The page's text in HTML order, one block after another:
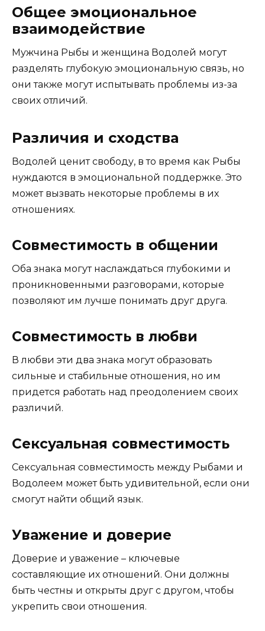
Общее эмоциональное
взаимодействие
Мужчина Рыбы и женщина Водолей могут
разделять глубокую эмоциональную связь, но
они также могут испытывать проблемы из-за
своих отличий.
Различия и сходства
Водолей ценит свободу, в то время как Рыбы
нуждаются в эмоциональной поддержке. Это
может вызвать некоторые проблемы в их
отношениях.
Совместимость в общении
Оба знака могут наслаждаться глубокими и
проникновенными разговорами, которые
позволяют им лучше понимать друг друга.
Совместимость в любви
В любви эти два знака могут образовать
сильные и стабильные отношения, но им
придется работать над преодолением своих
различий.
Сексуальная совместимость
Сексуальная совместимость между Рыбами и
Водолеем может быть удивительной, если они
смогут найти общий язык.
Уважение и доверие
Доверие и уважение – ключевые
составляющие их отношений. Они должны
быть честны и открыты друг с другом, чтобы
укрепить свои отношения.